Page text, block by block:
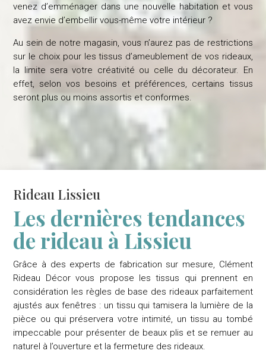
venez d’emménager dans une nouvelle habitation et vous
avez envie d’embellir vous-même votre intérieur ?
Au sein de notre magasin, vous n’aurez pas de restrictions
sur le choix pour les tissus d’ameublement de vos rideaux,
la limite sera votre créativité ou celle du décorateur. En
effet, selon vos besoins et préférences, certains tissus
seront plus ou moins assortis et conformes.
Rideau Lissieu
Les dernières tendances
de rideau à Lissieu
Grâce à des experts de fabrication sur mesure, Clément
Rideau Décor vous propose les tissus qui prennent en
considération les règles de base des rideaux parfaitement
ajustés aux fenêtres : un tissu qui tamisera la lumière de la
pièce ou qui préservera votre intimité, un tissu au tombé
impeccable pour présenter de beaux plis et se remuer au
naturel à l’ouverture et la fermeture des rideaux.